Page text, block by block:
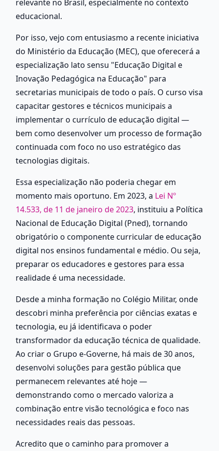
relevante no Brasil, especialmente no contexto
educacional.
Por isso, vejo com entusiasmo a recente iniciativa
do Ministério da Educação (MEC), que oferecerá a
especialização lato sensu "Educação Digital e
Inovação Pedagógica na Educação" para
secretarias municipais de todo o país. O curso visa
capacitar gestores e técnicos municipais a
implementar o currículo de educação digital —
bem como desenvolver um processo de formação
continuada com foco no uso estratégico das
tecnologias digitais.
Essa especialização não poderia chegar em
momento mais oportuno. Em 2023, a Lei Nº
14.533, de 11 de janeiro de 2023, instituiu a Política
Nacional de Educação Digital (Pned), tornando
obrigatório o componente curricular de educação
digital nos ensinos fundamental e médio. Ou seja,
preparar os educadores e gestores para essa
realidade é uma necessidade.
Desde a minha formação no Colégio Militar, onde
descobri minha preferência por ciências exatas e
tecnologia, eu já identificava o poder
transformador da educação técnica de qualidade.
Ao criar o Grupo e-Governe, há mais de 30 anos,
desenvolvi soluções para gestão pública que
permanecem relevantes até hoje —
demonstrando como o mercado valoriza a
combinação entre visão tecnológica e foco nas
necessidades reais das pessoas.
Acredito que o caminho para promover a